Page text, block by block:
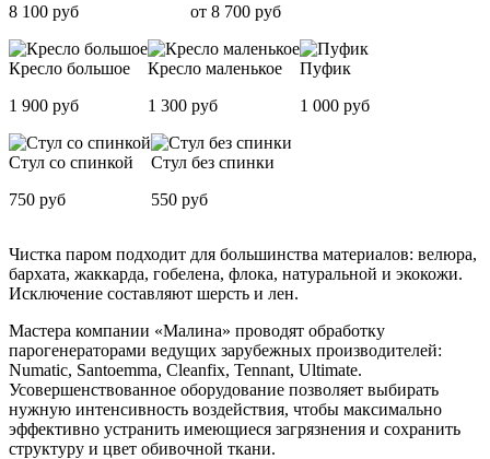
8 100 руб
от 8 700 руб
Кресло большое
1 900 руб
Кресло маленькое
1 300 руб
Пуфик
1 000 руб
Стул со спинкой
750 руб
Стул без спинки
550 руб
Чистка паром подходит для большинства материалов: велюра,
бархата, жаккарда, гобелена, флока, натуральной и экокожи.
Исключение составляют шерсть и лен.
Мастера компании «Малина» проводят обработку
парогенераторами ведущих зарубежных производителей:
Numatic, Santoemma, Cleanfix, Tennant, Ultimate.
Усовершенствованное оборудование позволяет выбирать
нужную интенсивность воздействия, чтобы максимально
эффективно устранить имеющиеся загрязнения и сохранить
структуру и цвет обивочной ткани.